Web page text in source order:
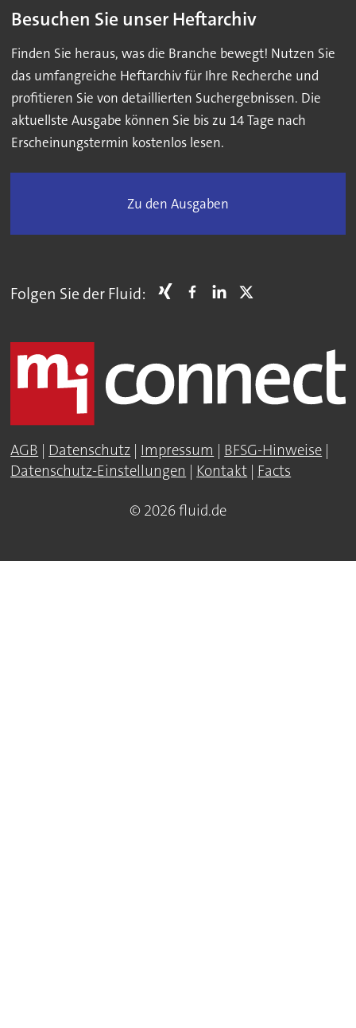
Besuchen Sie unser Heftarchiv
Finden Sie heraus, was die Branche bewegt! Nutzen Sie
das umfangreiche Heftarchiv für Ihre Recherche und
profitieren Sie von detaillierten Suchergebnissen. Die
aktuellste Ausgabe können Sie bis zu 14 Tage nach
Erscheinungstermin kostenlos lesen.
Zu den Ausgaben
Folgen Sie der Fluid:
AGB | Datenschutz | Impressum | BFSG-Hinweise |
Datenschutz-Einstellungen | Kontakt | Facts
© 2026 fluid.de